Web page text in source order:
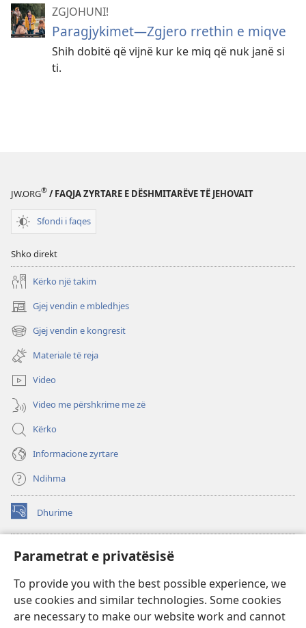
Parametrat e privatësisë
To provide you with the best possible experience, we
use cookies and similar technologies. Some cookies
are necessary to make our website work and cannot
ZGJOHUNI!
Paragjykimet—Zgjero rrethin e miqve
Shih dobitë që vijnë kur ke miq që nuk janë si
ti.
JW.ORG® / FAQJA ZYRTARE E DËSHMITARËVE TË JEHOVAIT
Sfondi i faqes
Shko direkt
Kërko një takim
Gjej vendin e mbledhjes
(hap
dritare
të
re)
Gjej vendin e kongresit
(hap
dritare
të
re)
Materiale të reja
Video
Video me përshkrime me zë
Kërko
Informacione zyrtare
Ndihma
Dhurime
(hap
dritare
re)
BIBLIOTEKA ONLINE Watchtower
(hap
të
re)
JW Hub
(hap
dritare
të
JW Library